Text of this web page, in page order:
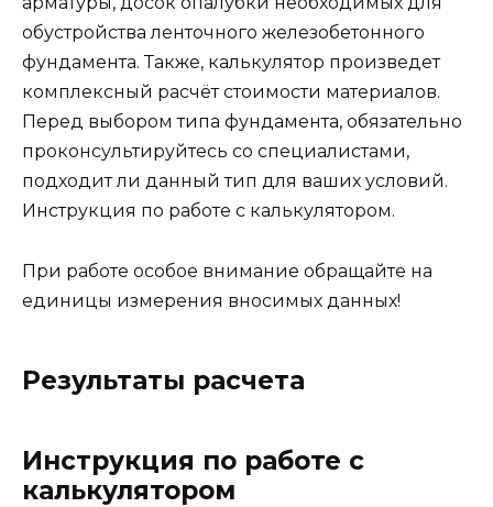
обустройства ленточного железобетонного
фундамента. Также, калькулятор произведет
комплексный расчёт стоимости материалов.
Перед выбором типа фундамента, обязательно
проконсультируйтесь со специалистами,
подходит ли данный тип для ваших условий.
Инструкция по работе с калькулятором.
При работе особое внимание обращайте на
единицы измерения вносимых данных!
Результаты расчета
Инструкция по работе с
калькулятором